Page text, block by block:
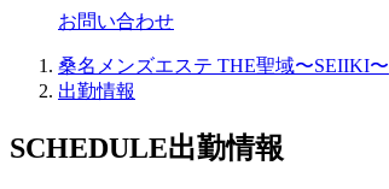
お問い合わせ
桑名メンズエステ THE聖域〜SEIIKI〜
出勤情報
SCHEDULE出勤情報